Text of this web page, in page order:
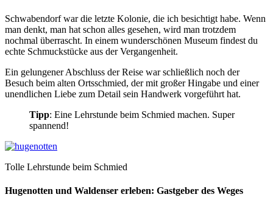
Schwabendorf war die letzte Kolonie, die ich besichtigt habe. Wenn
man denkt, man hat schon alles gesehen, wird man trotzdem
nochmal überrascht. In einem wunderschönen Museum findest du
echte Schmuckstücke aus der Vergangenheit.
Ein gelungener Abschluss der Reise war schließlich noch der
Besuch beim alten Ortsschmied, der mit großer Hingabe und einer
unendlichen Liebe zum Detail sein Handwerk vorgeführt hat.
Tipp: Eine Lehrstunde beim Schmied machen. Super
spannend!
Tolle Lehrstunde beim Schmied
Hugenotten und Waldenser erleben: Gastgeber des Weges